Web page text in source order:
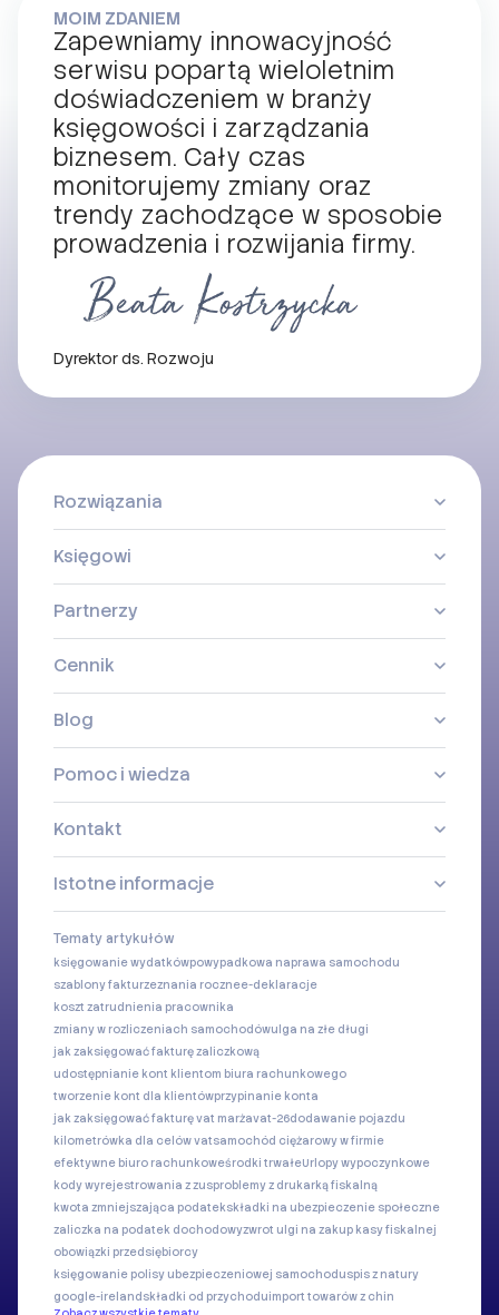
MOIM ZDANIEM
Zapewniamy innowacyjność
serwisu popartą wieloletnim
doświadczeniem w branży
księgowości i zarządzania
biznesem. Cały czas
monitorujemy zmiany oraz
trendy zachodzące w sposobie
prowadzenia i rozwijania firmy.
Dyrektor ds. Rozwoju
Rozwiązania
Księgowi
Partnerzy
Cennik
Blog
Pomoc i wiedza
Kontakt
Istotne informacje
Tematy artykułów
księgowanie wydatkówpowypadkowa naprawa samochodu
szablony fakturzeznania rocznee-deklaracje
koszt zatrudnienia pracownika
zmiany w rozliczeniach samochodówulga na złe długi
jak zaksięgować fakturę zaliczkową
udostępnianie kont klientom biura rachunkowego
tworzenie kont dla klientówprzypinanie konta
jak zaksięgować fakturę vat marżavat-26dodawanie pojazdu
kilometrówka dla celów vatsamochód ciężarowy w firmie
efektywne biuro rachunkoweśrodki trwałeUrlopy wypoczynkowe
kody wyrejestrowania z zusproblemy z drukarką fiskalną
kwota zmniejszająca podatekskładki na ubezpieczenie społeczne
zaliczka na podatek dochodowyzwrot ulgi na zakup kasy fiskalnej
obowiązki przedsiębiorcy
księgowanie polisy ubezpieczeniowej samochoduspis z natury
google-ireland składki od przychoduimport towarów z chin